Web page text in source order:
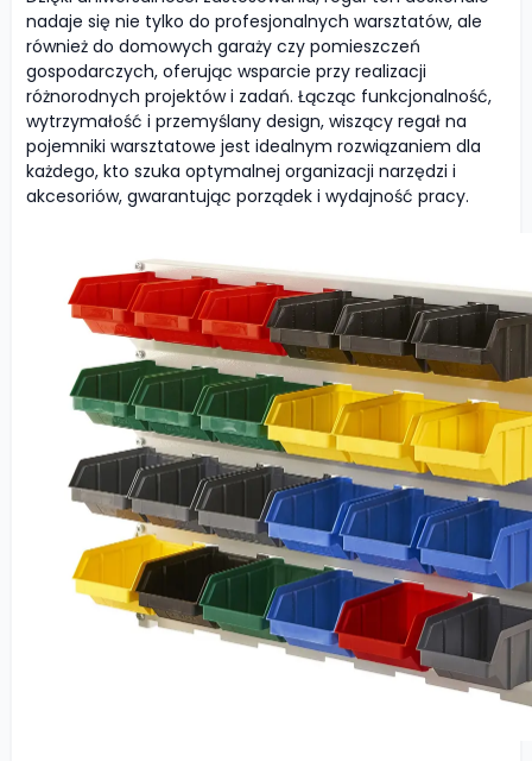
nadaje się nie tylko do profesjonalnych warsztatów, ale
również do domowych garaży czy pomieszczeń
gospodarczych, oferując wsparcie przy realizacji
różnorodnych projektów i zadań. Łącząc funkcjonalność,
wytrzymałość i przemyślany design, wiszący regał na
pojemniki warsztatowe jest idealnym rozwiązaniem dla
każdego, kto szuka optymalnej organizacji narzędzi i
akcesoriów, gwarantując porządek i wydajność pracy.